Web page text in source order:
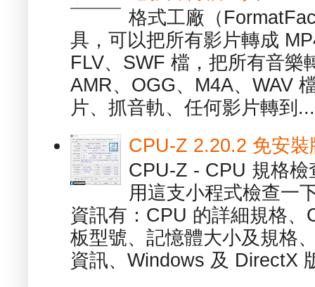
格式工廠（
具，可以把所有影片轉成
FLV、SWF 檔，把所有音樂
AMR、OGG、M4A、WAV
片、抓音軌、任何影片轉到...
CPU-Z 2.20.2 免安
CPU-Z - CPU 規格
用這支小程式檢查一
資訊有：CPU 的詳細規格
板型號、記憶體大小及規格
資訊、Windows 及 DirectX